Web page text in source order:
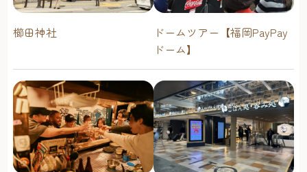
櫛田神社
ドームツアー【福岡PayPay
ドーム】